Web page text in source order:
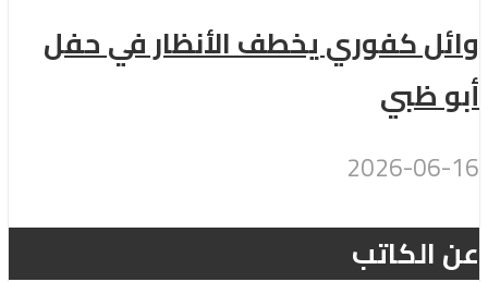
وائل كفوري يخطف الأنظار في حفل
أبو ظبي
2026-06-16
عن الكاتب